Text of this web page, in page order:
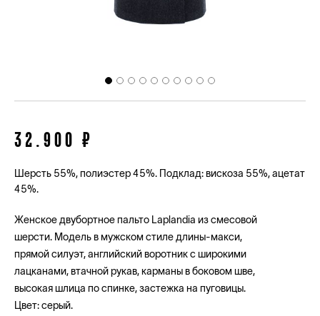
32.900 ₽
Шерсть 55%, полиэстер 45%. Подклад: вискоза 55%, ацетат
45%.
Женское двубортное пальто Laplandia из смесовой
шерсти. Модель в мужском стиле длины-макси,
прямой силуэт, английский воротник с широкими
лацканами, втачной рукав, карманы в боковом шве,
высокая шлица по спинке, застежка на пуговицы.
Цвет: серый.